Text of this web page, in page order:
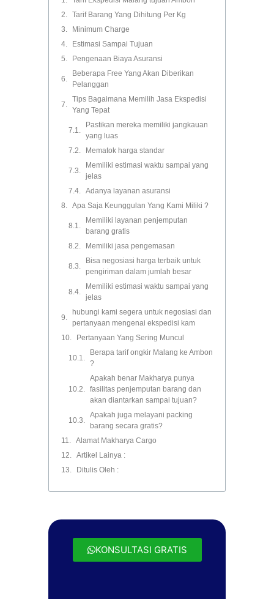
Tarif Barang Yang Dihitung Per Kg
Minimum Charge
Estimasi Sampai Tujuan
Pengenaan Biaya Asuransi
Beberapa Free Yang Akan Diberikan
Pelanggan
Tips Bagaimana Memilih Jasa Ekspedisi
Yang Tepat
Pastikan mereka memiliki jangkauan
yang luas
Mematok harga standar
Memiliki estimasi waktu sampai yang
jelas
Adanya layanan asuransi
Apa Saja Keunggulan Yang Kami Miliki ?
Memiliki layanan penjemputan
barang gratis
Memiliki jasa pengemasan
Bisa negosiasi harga terbaik untuk
pengiriman dalam jumlah besar
Memiliki estimasi waktu sampai yang
jelas
hubungi kami segera untuk negosiasi dan
pertanyaan mengenai ekspedisi kam
Pertanyaan Yang Sering Muncul
Berapa tarif ongkir Malang ke Ambon
?
Apakah benar Makharya punya
fasilitas penjemputan barang dan
akan diantarkan sampai tujuan?
Apakah juga melayani packing
barang secara gratis?
Alamat Makharya Cargo
Artikel Lainya :
Ditulis Oleh :
KONSULTASI GRATIS